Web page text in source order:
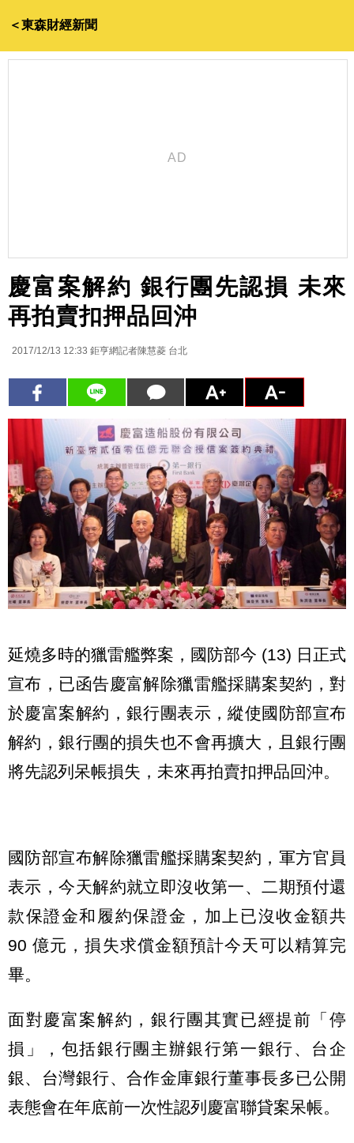
＜東森財經新聞
慶富案解約 銀行團先認損 未來
再拍賣扣押品回沖
2017/12/13 12:33 鉅亨網記者陳慧菱 台北
延燒多時的獵雷艦弊案，國防部今 (13) 日正式
宣布，已函告慶富解除獵雷艦採購案契約，對
於慶富案解約，銀行團表示，縱使國防部宣布
解約，銀行團的損失也不會再擴大，且銀行團
將先認列呆帳損失，未來再拍賣扣押品回沖。
國防部宣布解除獵雷艦採購案契約，軍方官員
表示，今天解約就立即沒收第一、二期預付還
款保證金和履約保證金，加上已沒收金額共
90 億元，損失求償金額預計今天可以精算完
畢。
面對慶富案解約，銀行團其實已經提前「停
損」，包括銀行團主辦銀行第一銀行、台企
銀、台灣銀行、合作金庫銀行董事長多已公開
表態會在年底前一次性認列慶富聯貸案呆帳。